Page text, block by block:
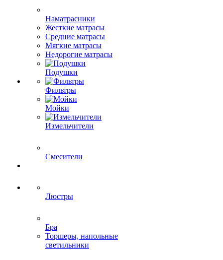
Наматрасники
Жесткие матрасы
Средние матрасы
Мягкие матрасы
Недорогие матрасы
Подушки
Фильтры
Мойки
Измельчители
Смесители
Люстры
Бра
Торшеры, напольные
светильники